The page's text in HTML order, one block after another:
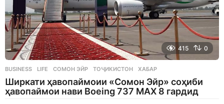
415 0
BUSINESS ,LIFE СОМОН ЭЙР ,ТОҶИКИСТОН ,ХАБАР
Ширкати ҳавопаймоии «Сомон Эйр» соҳиби
ҳавопаймои нави Boeing 737 MAX 8 гардид